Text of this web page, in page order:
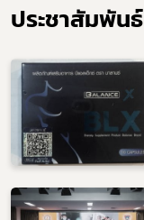
ประชาสัมพัน